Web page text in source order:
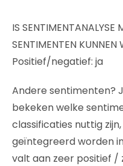
IS SENTIMENTANALYSE
SENTIMENTEN KUNNEN
Positief/negatief: ja
Andere sentimenten?
bekeken welke
classificaties nuttig
geïntegreerd worden
valt aan zeer positief /